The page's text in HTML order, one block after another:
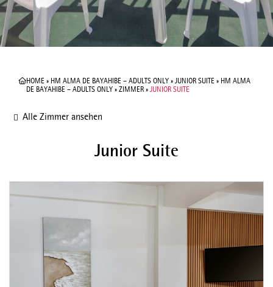
HOME » HM ALMA DE BAYAHIBE – ADULTS ONLY »JUNIOR SUITE » HM ALMA
DE BAYAHIBE – ADULTS ONLY »ZIMMER »JUNIOR SUITE
Alle Zimmer ansehen
Junior Suite